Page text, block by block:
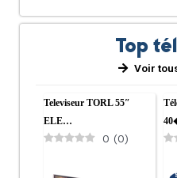
Top
Voir
Televiseur TORL 55″
ELE…
0 (0)